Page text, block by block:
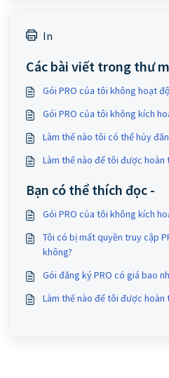
In
Các bài viết trong thư
Gói PRO của tôi không hoạt
Gói PRO của tôi không kích
Làm thế nào tôi có thể hủy
Làm thế nào để tôi được hoàn
Bạn có thể thích đọc -
Gói PRO của tôi không kích
Tôi có bị mất quyền truy cập
không?
Gói đăng ký PRO có giá bao
Làm thế nào để tôi được hoàn